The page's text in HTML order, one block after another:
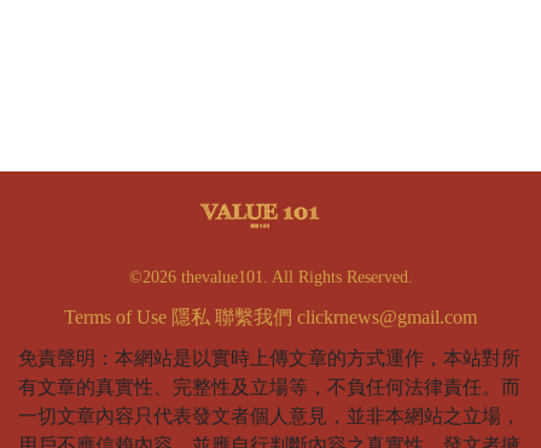
©2026 thevalue101. All Rights Reserved.
Terms of Use 隱私 聯繫我們 clickrnews@gmail.com
免責聲明：本網站是以實時上傳文章的方式運作，本站對所
有文章的真實性、完整性及立場等，不負任何法律責任。而
一切文章內容只代表發文者個人意見，並非本網站之立場，